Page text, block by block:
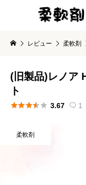
レビュー 柔軟剤
(旧製品)レノア
ト
 3.67  1
柔軟剤